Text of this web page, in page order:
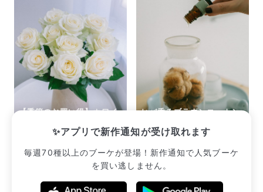
✨アプリで新作通知が受け取れます
毎週70種以上のブーケが登場！新作通知で人気ブーケ
を買い逃しません。
【季節のお買い得】ホワイ
ヒバ香るブラウンコットン
¥3,300
販売中のブーケ一覧へ